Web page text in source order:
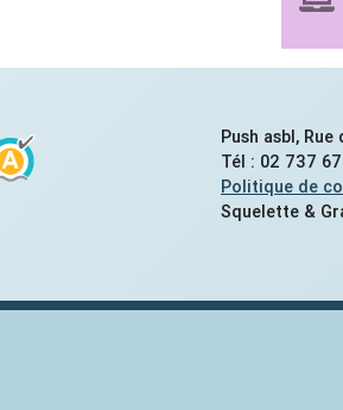
Push asbl,
Tél : 02 737
Politique de
Squelette &